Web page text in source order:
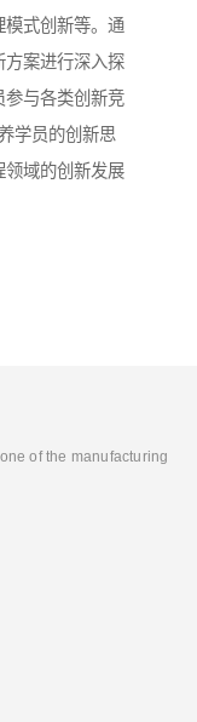
模式创新等。通
方案进行深入探
参与各类创新竞
学员的创新思
领域的创新发展
of the manufacturing